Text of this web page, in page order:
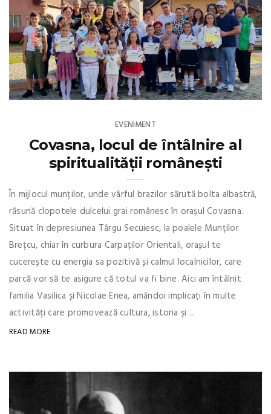
EVENIMENT
Covasna, locul de întâlnire al
spiritualității românești
În mijlocul munților, unde vârful brazilor sărută bolta albastră,
răsună clopotele dulcelui grai românesc în orașul Covasna.
Situat în depresiunea Târgu Secuiesc, la poalele Munților
Brețcu, chiar în curbura Carpaților Orientali, orașul te
cucerește cu energia sa pozitivă și calmul localnicilor, care
parcă vor să te asigure că totul va fi bine. Aici am întâlnit
familia Vasilica și Nicolae Enea, amândoi implicați în multe
activități care promovează cultura, istoria și ...
READ MORE